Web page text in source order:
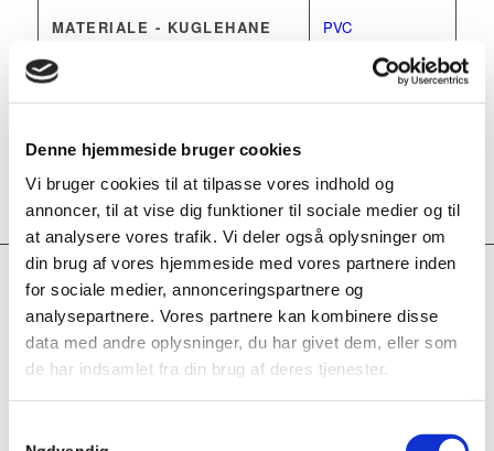
Denne hjemmeside bruger cookies
Vi bruger cookies til at tilpasse vores indhold og
annoncer, til at vise dig funktioner til sociale medier og til
at analysere vores trafik. Vi deler også oplysninger om
din brug af vores hjemmeside med vores partnere inden
for sociale medier, annonceringspartnere og
analysepartnere. Vores partnere kan kombinere disse
data med andre oplysninger, du har givet dem, eller som
de har indsamlet fra din brug af deres tjenester.
MATERIALE - KUGLEHANE PVC
DIMENSION (TOMME) -
KUGLEHANER/FITTINGS
1.½”,2” ,3”,
Relaterede varer
Kuglehane 3-delt PVC / EPDM muf /
muf Gevind T-greb
3-delt kuglehane i PVC Plast med muffe / muffe, Gevind.